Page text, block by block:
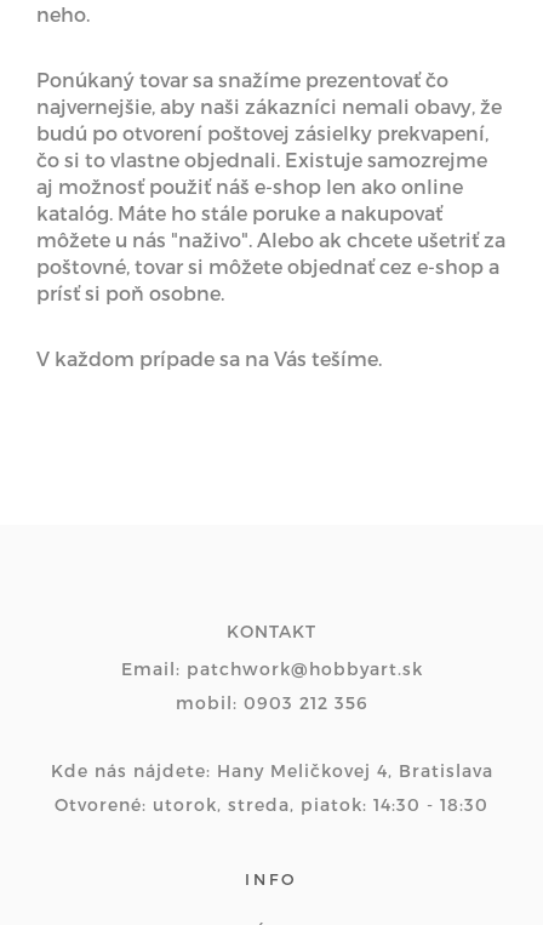
neho.
Ponúkaný tovar sa snažíme prezentovať čo
najvernejšie, aby naši zákazníci nemali obavy, že
budú po otvorení poštovej zásielky prekvapení,
čo si to vlastne objednali. Existuje samozrejme
aj možnosť použiť náš e-shop len ako online
katalóg. Máte ho stále poruke a nakupovať
môžete u nás "naživo". Alebo ak chcete ušetriť za
poštovné, tovar si môžete objednať cez e-shop a
prísť si poň osobne.
V každom prípade sa na Vás tešíme.
KONTAKT
Email: patchwork@hobbyart.sk
mobil: 0903 212 356
Kde nás nájdete: Hany Meličkovej 4, Bratislava
Otvorené: utorok, streda, piatok: 14:30 - 18:30
INFO